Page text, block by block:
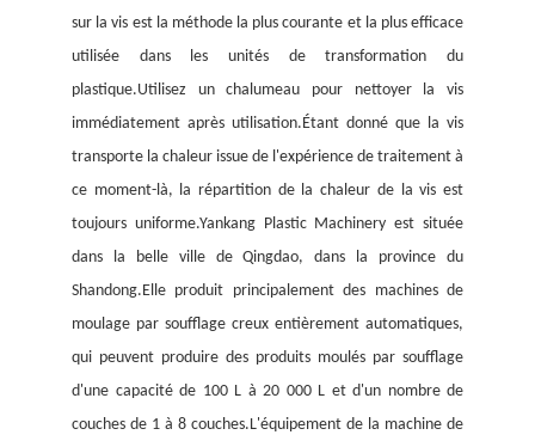
sur la vis est la méthode la plus courante et la plus efficace
utilisée dans les unités de transformation du
plastique.Utilisez un chalumeau pour nettoyer la vis
immédiatement après utilisation.Étant donné que la vis
transporte la chaleur issue de l'expérience de traitement à
ce moment-là, la répartition de la chaleur de la vis est
toujours uniforme.Yankang Plastic Machinery est située
dans la belle ville de Qingdao, dans la province du
Shandong.Elle produit principalement des machines de
moulage par soufflage creux entièrement automatiques,
qui peuvent produire des produits moulés par soufflage
d'une capacité de 100 L à 20 000 L et d'un nombre de
couches de 1 à 8 couches.L'équipement de la machine de